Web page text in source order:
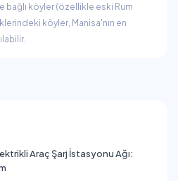
bağlı köyler (özellikle eski Rum
köyler, Manisa'nın en
Araç Şarj İstasyonu Ağı: